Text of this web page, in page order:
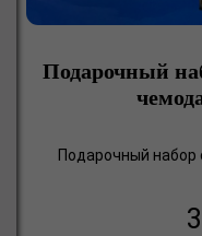
Подарочный
Подарочный набор